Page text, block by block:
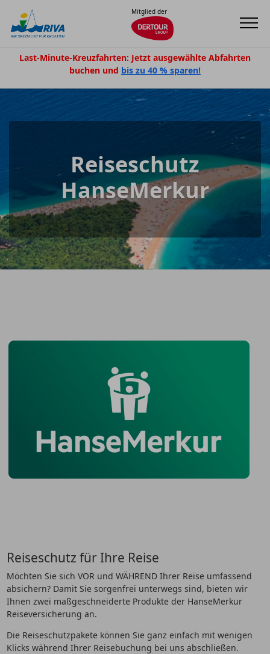
Mitglied der
Last-Minute-Kreuzfahrten: Jetzt ausgewählte Abfahrten
buchen und bis zu 40 % sparen!
Reiseschutz
HanseMerkur
Reiseschutz für Ihre Reise
Möchten Sie sich VOR und WÄHREND Ihrer Reise umfassend
absichern? Damit Sie sorgenfrei unterwegs sind, bieten wir
Ihnen zwei maßgeschneiderte Produkte der HanseMerkur
Reiseversicherung an.
Die Reiseschutzpakete können Sie ganz einfach mit wenigen
Klicks während Ihrer Reisebuchung bei uns abschließen.